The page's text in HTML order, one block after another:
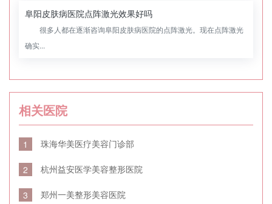
阜阳皮肤病医院点阵激光效果好吗
很多人都在逐渐咨询阜阳皮肤病医院的点阵激光。现在点阵激光
确实...
相关医院
1 珠海华美医疗美容门诊部
2 杭州益安医学美容整形医院
3 郑州一美整形美容医院